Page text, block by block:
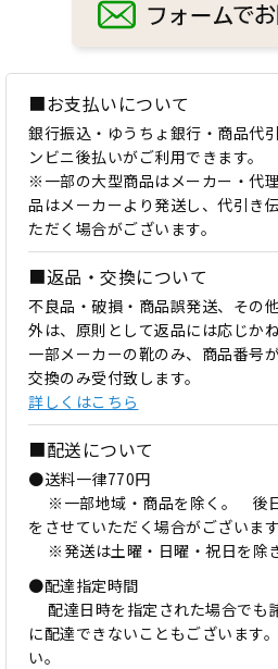
■お支払いについて
銀行振込・ゆうちょ銀行・商品代
ンビニ後払いがご利用できます。
※一部の大型商品はメーカー・代
品はメーカーより発送し、代引き
ただく場合がございます。
■返品・交換について
不良品・破損・商品誤発送、その
外は、原則として返品には応じかね
一部メーカーの靴のみ、商品番号
交換のみ受付致します。
詳しくはこちら
■配送について
●送料一律770円
※一部地域・商品を除く。 後
をさせていただく場合がございます
※発送は土曜・日曜・祝日を除き
●配達指定時間
配達日時を指定された場合でも
に配達できないこともございます
い。